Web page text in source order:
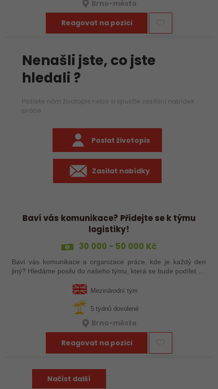
Brno-město
Reagovat na pozici
Nenašli jste, co jste
hledali ?
Pošlete nám životopis nebo si spusťte zasílání nabídek
práce
Poslat životopis
Zasílat nabídky
Baví vás komunikace? Přidejte se k týmu
logistiky!
30 000 - 50 000 Kč
Baví vás komunikace a organizace práce, kde je každý den
jiný? Hledáme posilu do našeho týmu, která se bude podílet na
zahraničními dodavateli a…Mezinárodní tým
5 týdnů dovolené
Brno-město
Reagovat na pozici
Načíst další